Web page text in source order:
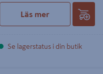
Läs mer
Se lagerstatus i din butik